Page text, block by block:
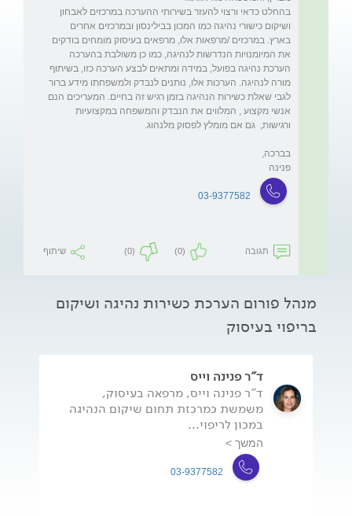
בהחלט כדאי ורצוי להעזר בשירותי ההערכה במרכזים לאבחון
ושיקום כישורי נהיגה כמו המכון בבילינסון ובמרכזים אחרים
בארץ. במרכזים /מרפאות אלו, מרפאים בעיסוק מומחים בודקים
את המיומנויות הנדרשות לנהיגה, כמו כן משולבת בהערכה
הערכת נהיגה בפועל, במידה ומתאים לבצע הערכה כזו, בשיתוף
מורה לנהיגה. הערכות אלו, נותנים לנבדק ולמשפחתו מידע ברור
לגבי שאלת כשירות הנהיגה בזמן רגיש זה בחיים. המעריכים הנם
אנשי מקצוע , המלווים את הנבדק והמשפחה במקצועיות
פנינה
03-9377582
תגובה (0)
(0) שיתוף
מנהל פורום הערכת כשירות נהיגה ושיקום
בריפוי בעיסוק
ד"ר פנינה וייס
ד"ר פנינה וייס, מרפאה בעיסוק,
משמשת כמרכזת תחום שיקום הנהיגה
במכון לריפוי...
המשך >
03-9377582